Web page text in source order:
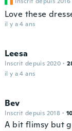
Love these
il y a 4 ans
Leesa
Inscrit depuis 2020 ·
il y a 4 ans
Bev
Inscrit depuis 2018 ·
A bit flimsy but